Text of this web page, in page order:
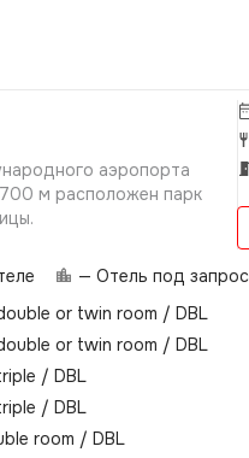
аэропорта
м расположен парк
— Отель под запрос
or twin room / DBL
or twin room / DBL
/ DBL
/ DBL
room / DBL